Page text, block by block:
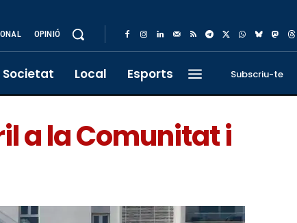
OPINIÓ
Societat Local Esports Subscriu-te
a la Comunitat i